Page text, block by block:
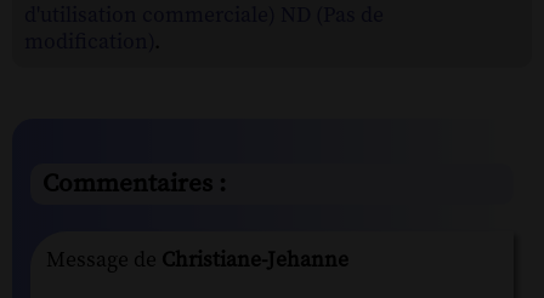
Commentaires :
Message de Christiane-Jehanne